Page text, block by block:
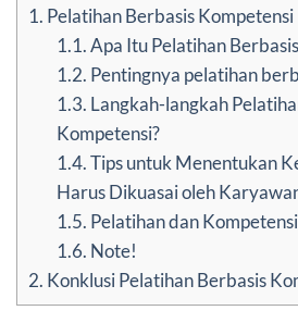
1. Pelatihan Berbasis Kompetensi
1.1.Apa Itu Pelatihan
1.2. Pentingnya pelatihan
1.3. Langkah-langkah
Kompetensi?
1.4.Tips untuk Menentukan
Harus Dikuasai oleh
1.5. Pelatihan dan Kompetensi
1.6. Note!
2. Konklusi Pelatihan Berbasis